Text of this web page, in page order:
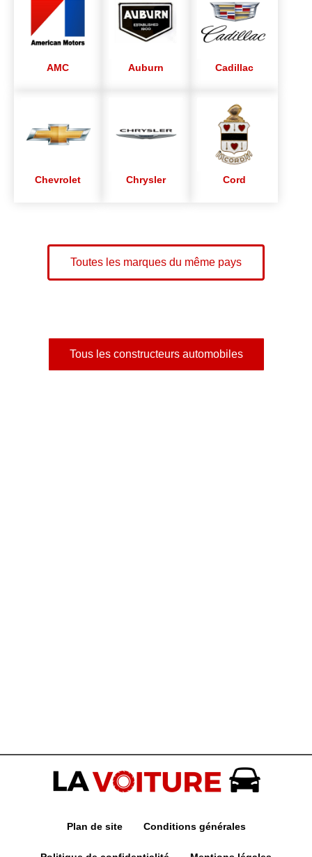
AMC Auburn Cadillac
Chevrolet Chrysler Cord
Toutes les marques du même pays
Tous les constructeurs automobiles
Plan de site Conditions générales